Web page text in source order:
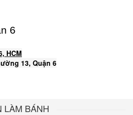
6
HCM
13, Quận 6
LÀM BÁNH